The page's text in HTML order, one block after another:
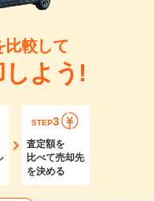
比較して
しよう!
STEP3
査定額を
比べて売却先
を決める